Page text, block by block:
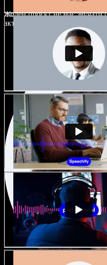
Жоден проєкт не має звучати
акторів і акцентів та гнучко